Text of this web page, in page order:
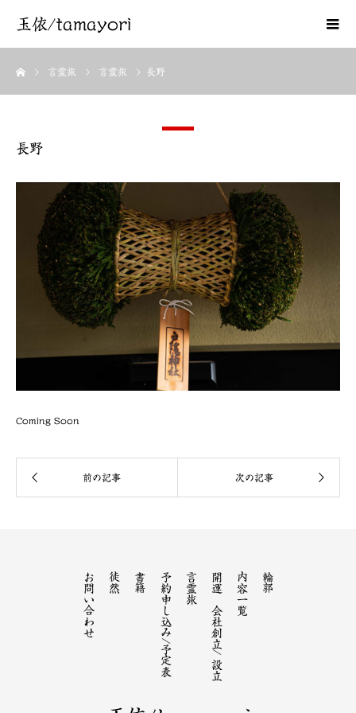
玉依/tamayori
言霊旅 言霊旅 長野
長野
Coming Soon
輪郭
内容一覧
開運 会社創立/ 設立
言霊旅
予約申し込み/予定表
書籍
徒然
お問い合わせ